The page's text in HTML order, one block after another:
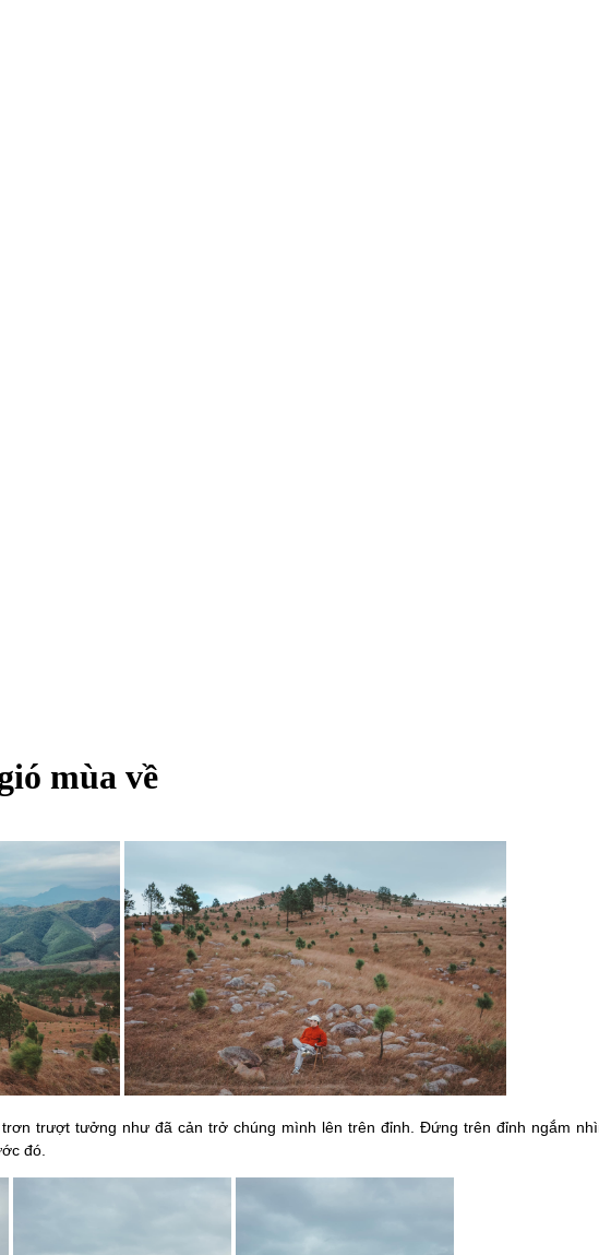
mùa về
trượt tưởng như đã cản trở chúng mình lên trên đỉnh. Đứng trên đỉnh ngắm
đó.